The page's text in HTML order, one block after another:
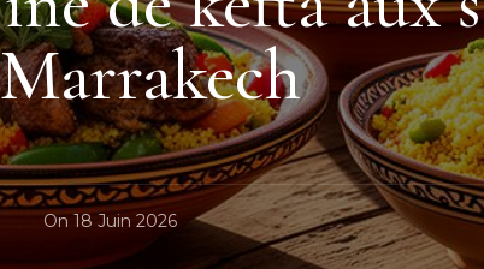
On 18 Juin 2026